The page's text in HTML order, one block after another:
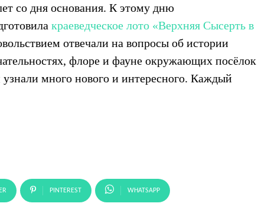
со дня основания. К этому дню
краеведческое лото «Верхняя Сысерть в
отвечали на вопросы об истории
флоре и фауне окружающих посёлок
много нового и интересного. Каждый
PINTEREST WHATSAPP